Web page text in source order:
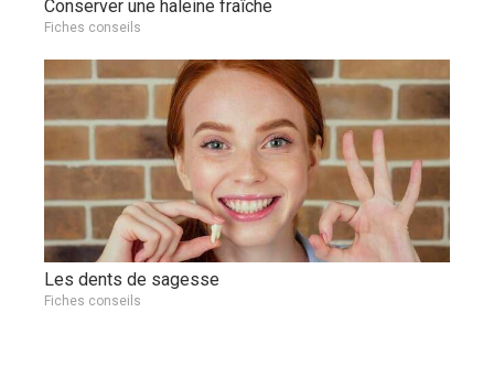
Conserver une haleine fraîche
Fiches conseils
Les dents de sagesse
Fiches conseils